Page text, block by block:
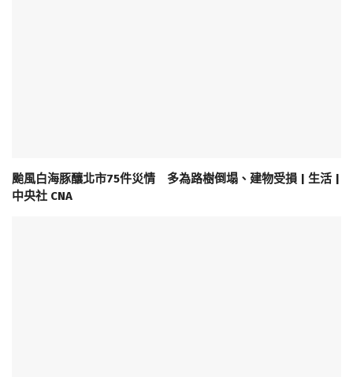
颱風白海豚釀北市75件災情 多為路樹倒塌、建物受損 | 生活 |
中央社 CNA